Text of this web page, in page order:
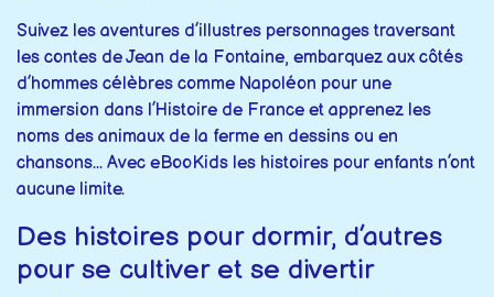
Suivez les aventures d’illustres personnages traversant
les contes de Jean de la Fontaine, embarquez aux côtés
d’hommes célèbres comme Napoléon pour une
immersion dans l’Histoire de France et apprenez les
noms des animaux de la ferme en dessins ou en
chansons... Avec eBooKids les histoires pour enfants n’ont
aucune limite.
Des histoires pour dormir, d’autres
pour se cultiver et se divertir